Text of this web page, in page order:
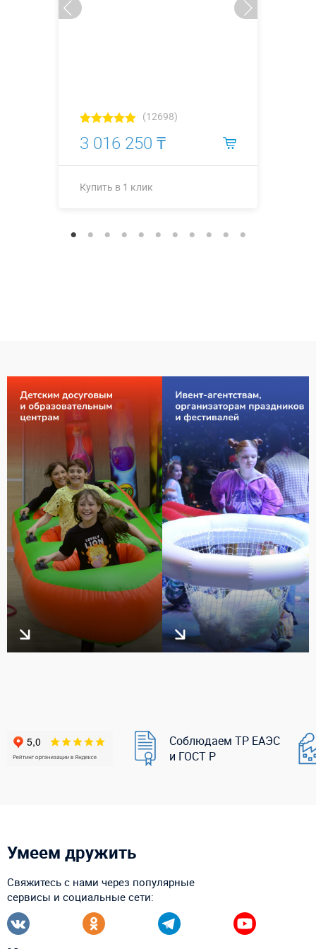
(12698)
3 016 250 ₸
Купить в 1 клик
Соблюдаем ТР ЕАЭС
и ГОСТ Р
Умеем дружить
Свяжитесь с нами через популярные
сервисы и социальные сети: